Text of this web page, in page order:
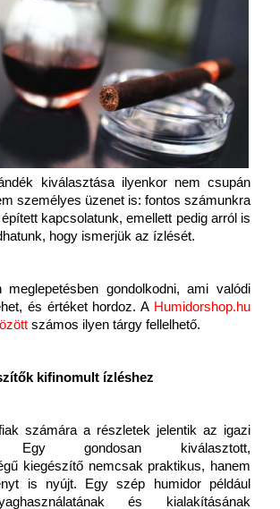
kiválasztása ilyenkor nem csupán
személyes üzenet is: fontos számunkra
kapcsolatunk, emellett pedig arról is
hogy ismerjük az ízlését.
meglepetésben gondolkodni, ami valódi
és értéket hordoz. A Humidorshop.hu
számos ilyen tárgy fellelhető.
kifinomult ízléshez
számára a részletek jelentik az igazi
Egy gondosan kiválasztott,
kiegészítő nemcsak praktikus, hanem
is nyújt. Egy szép humidor például
és kialakításának